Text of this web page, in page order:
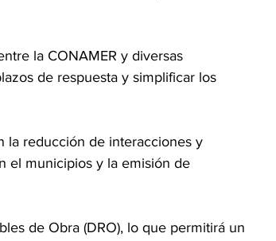
la CONAMER y diversas
de respuesta y simplificar los
la reducción de interacciones y
el municipios y la emisión de
de Obra (DRO), lo que permitirá un